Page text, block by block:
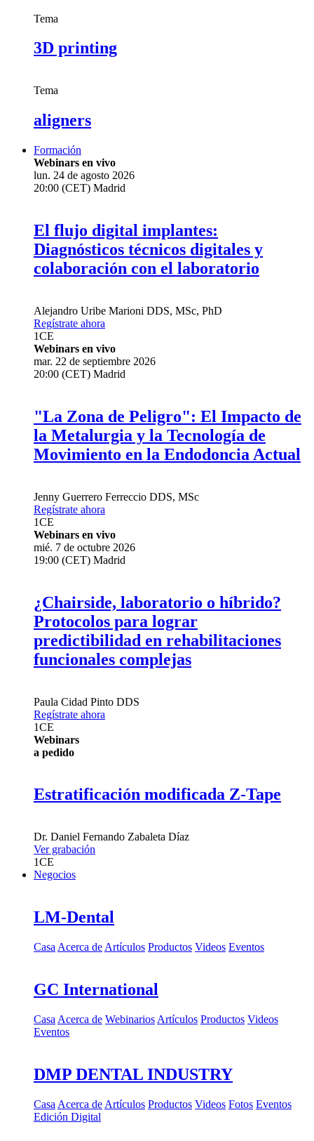
Tema
3D printing
Tema
aligners
Formación
Webinars en vivo
lun. 24 de agosto 2026
20:00 (CET) Madrid
El flujo digital implantes:
Diagnósticos técnicos digitales y
colaboración con el laboratorio
Alejandro Uribe Marioni DDS, MSc, PhD
Regístrate ahora
1CE
Webinars en vivo
mar. 22 de septiembre 2026
20:00 (CET) Madrid
"La Zona de Peligro": El Impacto de
la Metalurgia y la Tecnología de
Movimiento en la Endodoncia Actual
Jenny Guerrero Ferreccio DDS, MSc
Regístrate ahora
1CE
Webinars en vivo
mié. 7 de octubre 2026
19:00 (CET) Madrid
¿Chairside, laboratorio o híbrido?
Protocolos para lograr
predictibilidad en rehabilitaciones
funcionales complejas
Paula Cidad Pinto DDS
Regístrate ahora
1CE
Webinars
a pedido
Estratificación modificada Z-Tape
Dr. Daniel Fernando Zabaleta Díaz
Ver grabación
1CE
Negocios
LM-Dental
Casa Acerca de Artículos Productos Videos Eventos
GC International
Casa Acerca de Webinarios Artículos Productos Videos
Eventos
DMP DENTAL INDUSTRY
Casa Acerca de Artículos Productos Videos Fotos Eventos
Edición Digital